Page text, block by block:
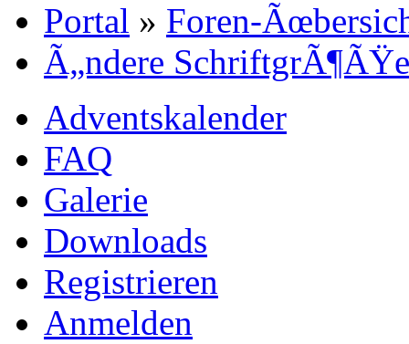
Portal » Foren-
Ã„ndere SchriftgrÃ¶ÃŸe
Adventskalender
FAQ
Galerie
Downloads
Registrieren
Anmelden